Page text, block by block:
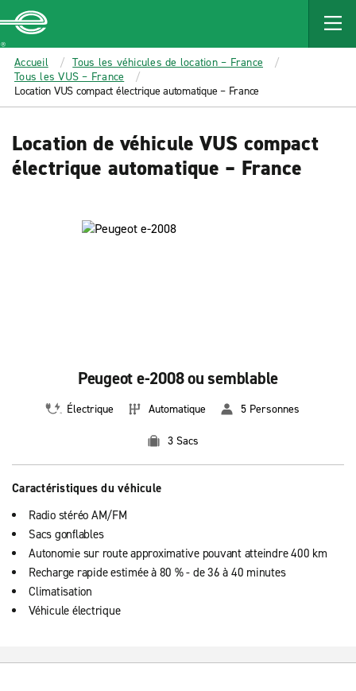
MAIN
CONTENT
Enterprise
Accueil
Tous les véhicules de location – France
Tous les VUS – France
Location VUS compact électrique automatique – France
Location de véhicule VUS compact
électrique automatique – France
Peugeot e-2008 ou semblable
Électrique Automatique 5 Personnes
3 Sacs
Caractéristiques du véhicule
Radio stéréo AM/FM
Sacs gonflables
Autonomie sur route approximative pouvant atteindre 400 km
Recharge rapide estimée à 80 % - de 36 à 40 minutes
Climatisation
Véhicule électrique